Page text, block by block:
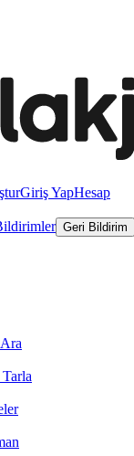
Giriş YapHesap
Geri Bildirim
Tarla